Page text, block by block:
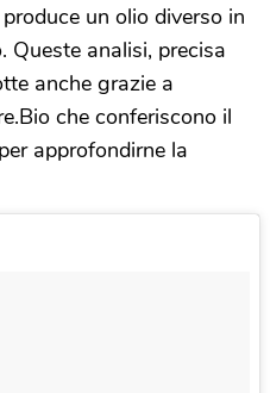
un olio diverso in
Queste analisi, precisa
anche grazie a
che conferiscono il
approfondirne la